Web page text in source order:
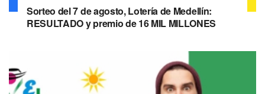
Sorteo del 7 de agosto, Lotería de Medellín:
RESULTADO y premio de 16 MIL MILLONES